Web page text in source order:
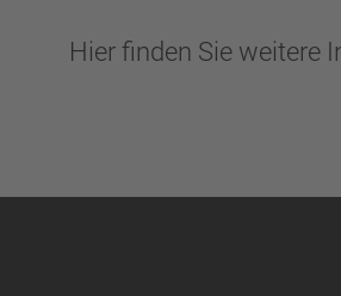
Hier finden Sie weitere